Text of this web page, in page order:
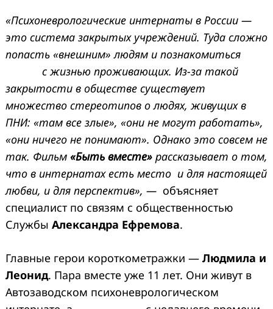
«Психоневрологические интернаты в России —
это система закрытых учреждений. Туда сложно
попасть «внешним» людям и познакомиться
с жизнью проживающих. Из-за такой
закрытости в обществе существует
множество стереотипов о людях, живущих в
ПНИ: «там все злые», «они не могут работать»,
«они ничего не понимают». Однако это совсем не
так. Фильм «Быть вместе» рассказывает о том,
что в интернатах есть место и для настоящей
любви, и для перспектив», — объясняет
специалист по связям с общественностью
Службы Александра Ефремова.
Главные герои короткометражки — Людмила и
Леонид. Пара вместе уже 11 лет. Они живут в
Автозаводском психоневрологическом